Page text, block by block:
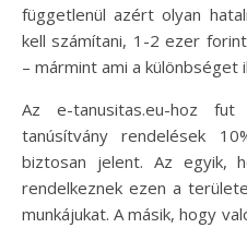
függetlenül azért olyan
kell számítani, 1-2 ezer
– mármint ami a különbséget
Az e-tanusitas.eu-hoz
tanúsítvány rendelések
biztosan jelent. Az egyik,
rendelkeznek ezen a
munkájukat. A másik, hogy